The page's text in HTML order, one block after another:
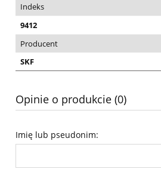
Indeks
9412
Producent
SKF
Opinie o produkcie (0)
Imię lub pseudonim: